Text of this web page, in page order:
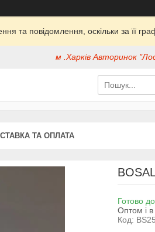
та повідомлення, оскільки за її
м .Харків Авторинок
ТА ОПЛАТА
Готово
Оптом і в
Код: